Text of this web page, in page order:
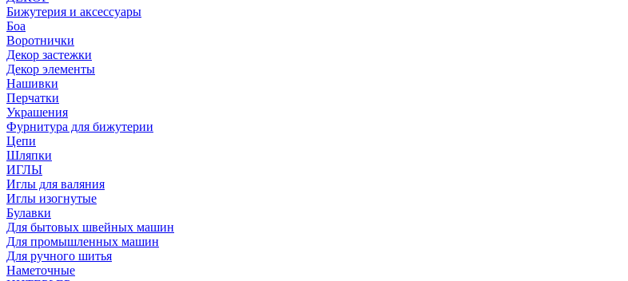
Бижутерия и аксессуары
Боа
Воротнички
Декор застежки
Декор элементы
Нашивки
Перчатки
Украшения
Фурнитура для бижутерии
Цепи
Шляпки
ИГЛЫ
Иглы для валяния
Иглы изогнутые
Булавки
Для бытовых швейных машин
Для промышленных машин
Для ручного шитья
Наметочные